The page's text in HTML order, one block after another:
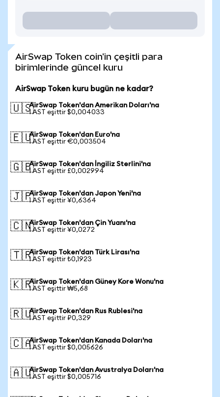
AirSwap Token coin'in çeşitli para
birimlerinde güncel kuru
AirSwap Token kuru bugün ne kadar?
🇺🇸AirSwap Token'dan Amerikan Doları'na
1 AST eşittir $0,004033
🇪🇺AirSwap Token'dan Euro'na
1 AST eşittir €0,003504
🇬🇧AirSwap Token'dan İngiliz Sterlini'na
1 AST eşittir £0,002994
🇯🇵AirSwap Token'dan Japon Yeni'na
1 AST eşittir ¥0,6364
🇨🇳AirSwap Token'dan Çin Yuanı'na
1 AST eşittir ¥0,0272
🇹🇷AirSwap Token'dan Türk Lirası'na
1 AST eşittir ₺0,1923
🇰🇷AirSwap Token'dan Güney Kore Wonu'na
1 AST eşittir ₩5,68
🇷🇺AirSwap Token'dan Rus Rublesi'na
1 AST eşittir ₽0,329
🇨🇦AirSwap Token'dan Kanada Doları'na
1 AST eşittir $0,005626
🇦🇺AirSwap Token'dan Avustralya Doları'na
1 AST eşittir $0,005716